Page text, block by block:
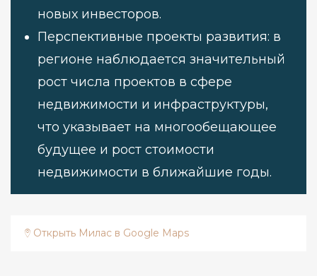
новых инвесторов.
Перспективные проекты развития: в
регионе наблюдается значительный
рост числа проектов в сфере
недвижимости и инфраструктуры,
что указывает на многообещающее
будущее и рост стоимости
недвижимости в ближайшие годы.
Открыть Милас в Google Maps